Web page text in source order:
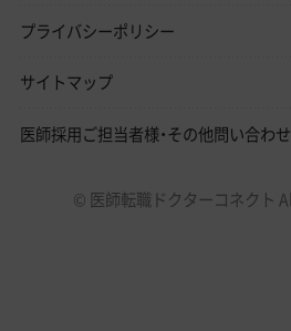
プライバシーポリシー
サイトマップ
医師採用ご担当者様・その他問い合わせ
© 医師転職ドクターコネクト